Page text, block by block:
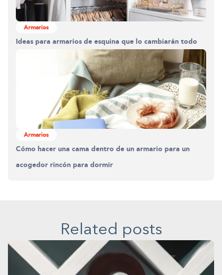
Armarios
Ideas para armarios de esquina que lo cambiarán todo
Armarios
Cómo hacer una cama dentro de un armario para un
acogedor rincón para dormir
Related posts
Construyendo el